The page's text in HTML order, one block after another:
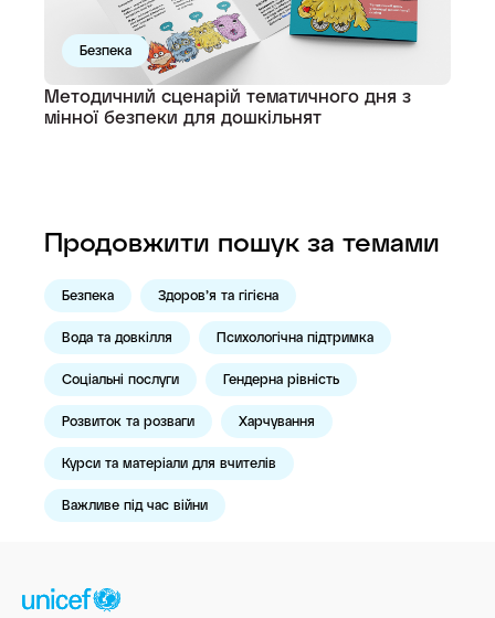
Безпека
Методичний сценарій тематичного дня з
мінної безпеки для дошкільнят
Продовжити пошук за темами
Безпека Здоров’я та гігієна
Вода та довкілля Психологічна підтримка
Соціальні послуги Гендерна рівність
Розвиток та розваги Харчування
Курси та матеріали для вчителів
Важливе під час війни